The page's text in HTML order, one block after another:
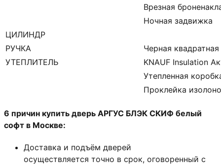
Врезная
Ночная задвижка
ЦИЛИНДР
РУЧКА
Черная
УТЕПЛИТЕЛЬ
KNAUF Insulation
Утепленная
Проклейка
6 причин купить дверь АРГУС БЛЭК СКИФ белый
софт в Москве:
Доставка и подъём дверей
осуществляется точно в срок, оговоренный с